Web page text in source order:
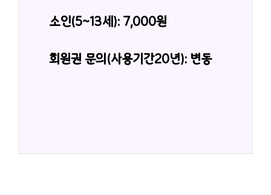
소인(5~13세): 7,000원
회원권 문의(사용기간20년): 변동